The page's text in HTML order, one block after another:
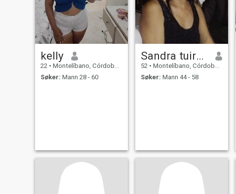
kelly
22 • Montelíbano, Córdoba, Colombia
Søker: Mann 28 - 60
Sandra tuiran
52 • Montelíbano, Córdoba, Colombia
Søker: Mann 44 - 58